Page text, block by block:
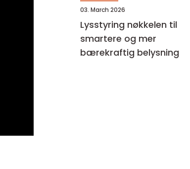
03. March 2026
Lysstyring nøkkelen til
smartere og mer
bærekraftig belysning